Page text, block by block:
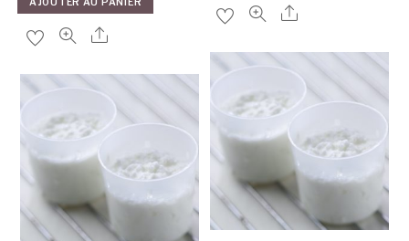
AJOUTER AU PANIER